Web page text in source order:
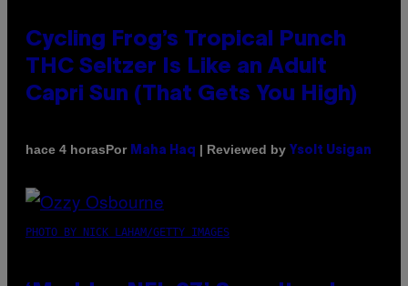
Cycling Frog’s Tropical Punch
THC Seltzer Is Like an Adult
Capri Sun (That Gets You High)
hace 4 horasPor Maha Haq | Reviewed by Ysolt Usigan
PHOTO BY NICK LAHAM/GETTY IMAGES